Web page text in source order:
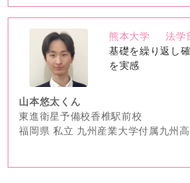
no
image
熊本大学
法学
基礎を繰り返し
を実感
山本悠太くん
東進衛星予備校香椎駅前校
福岡県 私立 九州産業大学付属九州